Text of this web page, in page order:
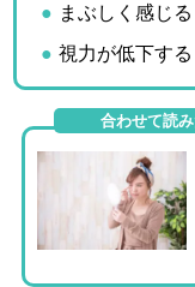
まぶしく感じる
視力が低下する
合わせて読